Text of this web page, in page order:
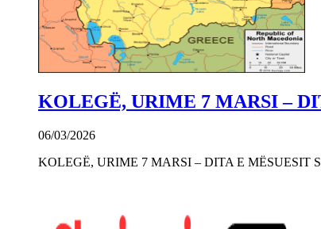
KOLEGË, URIME 7 MARSI –
06/03/2026
KOLEGË, URIME 7 MARSI – DITA E MËSUESIT